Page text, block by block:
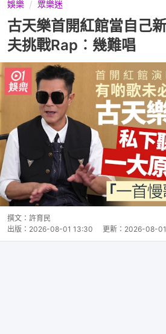
娛樂 眾樂迷
古天樂首開紅館當自己
夫挑戰Rap︰幾難唱
撰文： 許育民
出版： 2026-08-01 13:30 更新： 2026-08-